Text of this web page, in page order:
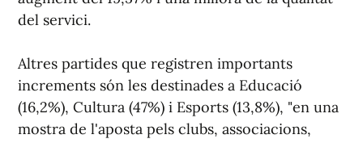
del servici.
Altres partides que registren importants
increments són les destinades a Educació
(16,2%), Cultura (47%) i Esports (13,8%), "en una
mostra de l'aposta pels clubs, associacions,